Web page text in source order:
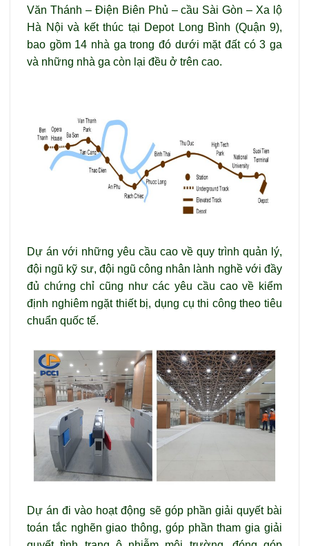
Văn Thánh – Điện Biên Phủ – cầu Sài Gòn – Xa lộ
Hà Nội và kết thúc tại Depot Long Bình (Quận 9),
bao gồm 14 nhà ga trong đó dưới mặt đất có 3 ga
và những nhà ga còn lại đều ở trên cao.
Dự án với những yêu cầu cao về quy trình quản lý,
đội ngũ kỹ sư, đội ngũ công nhân lành nghề với đầy
đủ chứng chỉ cũng như các yêu cầu cao về kiểm
định nghiêm ngặt thiết bị, dụng cụ thi công theo tiêu
chuẩn quốc tế.
Dự án đi vào hoạt động sẽ góp phần giải quyết bài
toán tắc nghẽn giao thông, góp phần tham gia giải